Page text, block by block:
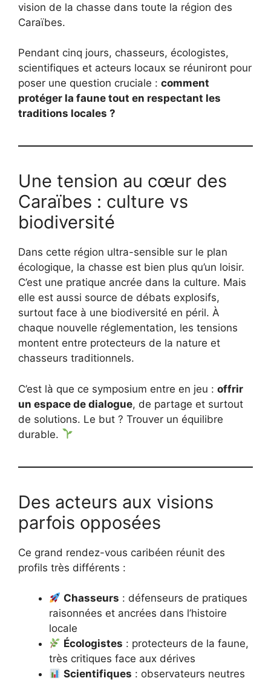
vision de la chasse dans toute la région des
Caraïbes.
Pendant cinq jours, chasseurs, écologistes,
scientifiques et acteurs locaux se réuniront pour
poser une question cruciale : comment
protéger la faune tout en respectant les
traditions locales ?
Une tension au cœur des
Caraïbes : culture vs
biodiversité
Dans cette région ultra-sensible sur le plan
écologique, la chasse est bien plus qu’un loisir.
C’est une pratique ancrée dans la culture. Mais
elle est aussi source de débats explosifs,
surtout face à une biodiversité en péril. À
chaque nouvelle réglementation, les tensions
montent entre protecteurs de la nature et
chasseurs traditionnels.
C’est là que ce symposium entre en jeu : offrir
un espace de dialogue, de partage et surtout
de solutions. Le but ? Trouver un équilibre
durable.
Des acteurs aux visions
parfois opposées
Ce grand rendez-vous caribéen réunit des
profils très différents :
Chasseurs : défenseurs de pratiques
raisonnées et ancrées dans l’histoire
locale
Écologistes : protecteurs de la faune,
très critiques face aux dérives
Scientifiques : observateurs neutres